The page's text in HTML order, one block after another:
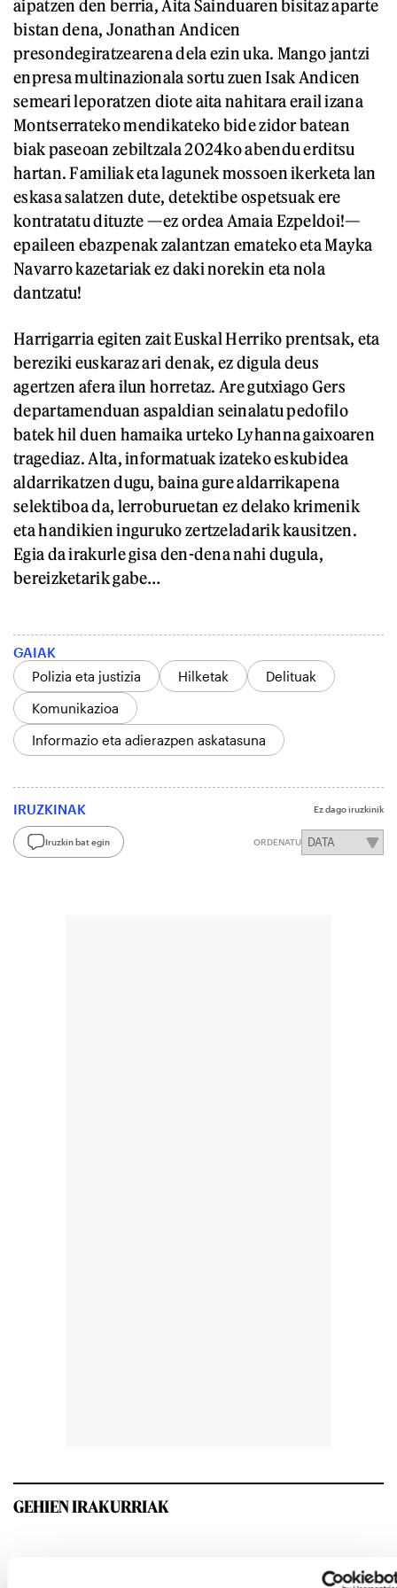
aipatzen den berria, Aita Sainduaren bisitaz aparte
bistan dena, Jonathan Andicen
presondegiratzearena dela ezin uka. Mango jantzi
enpresa multinazionala sortu zuen Isak Andicen
semeari leporatzen diote aita nahitara erail izana
Montserrateko mendikateko bide zidor batean
biak paseoan zebiltzala 2024ko abendu erditsu
hartan. Familiak eta lagunek mossoen ikerketa lan
eskasa salatzen dute, detektibe ospetsuak ere
kontratatu dituzte —ez ordea Amaia Ezpeldoi!—
epaileen ebazpenak zalantzan emateko eta Mayka
Navarro kazetariak ez daki norekin eta nola
dantzatu!
Harrigarria egiten zait Euskal Herriko prentsak, eta
bereziki euskaraz ari denak, ez digula deus
agertzen afera ilun horretaz. Are gutxiago Gers
departamenduan aspaldian seinalatu pedofilo
batek hil duen hamaika urteko Lyhanna gaixoaren
tragediaz. Alta, informatuak izateko eskubidea
aldarrikatzen dugu, baina gure aldarrikapena
selektiboa da, lerroburuetan ez delako krimenik
eta handikien inguruko zertzeladarik kausitzen.
Egia da irakurle gisa den-dena nahi dugula,
bereizketarik gabe…
GAIAK
Polizia eta justizia
Hilketak
Delituak
Komunikazioa
Informazio eta adierazpen askatasuna
IRUZKINAK Ez dago iruzkinik
Iruzkin bat egin ORDENATU
GEHIEN IRAKURRIAK